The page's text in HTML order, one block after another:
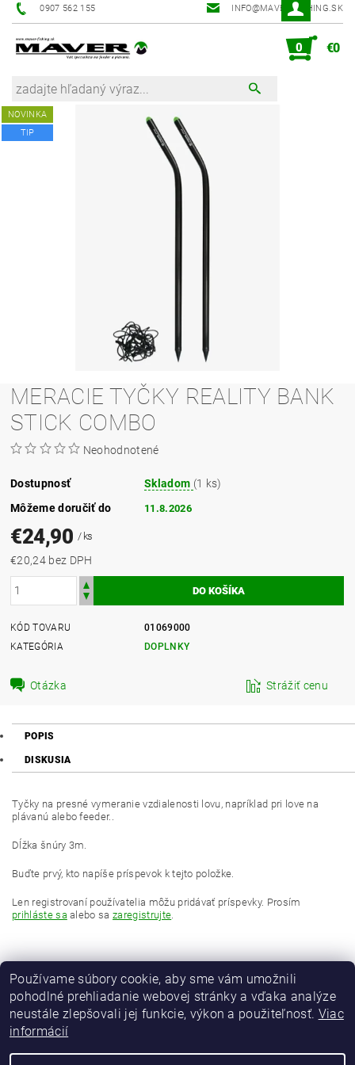
0907 562 155 INFO@MAVER-FISHING.SK
0 €0
NOVINKA
TIP
MERACIE TYČKY REALITY BANK
STICK COMBO
Neohodnotené
Dostupnosť Skladom (1 ks)
Môžeme doručiť do
11.8.2026
€24,90 / ks
€20,24 bez DPH
KÓD TOVARU
01069000
KATEGÓRIA
DOPLNKY
Otázka Strážiť cenu
POPIS
DISKUSIA
Tyčky na presné vymeranie vzdialenosti lovu, napríklad pri love na
plávanú alebo feeder..
Dĺžka šnúry 3m.
Buďte prvý, kto napíše príspevok k tejto položke.
Len registrovaní používatelia môžu pridávať príspevky. Prosím
prihláste sa alebo sazaregistrujte.
Používame súbory cookie, aby sme vám umožnili
pohodlné prehliadanie webovej stránky a vďaka analýze
neustále zlepšovali jej funkcie, výkon a použiteľnosť. Viac
informácií